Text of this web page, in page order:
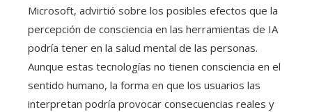
Microsoft, advirtió sobre los posibles efectos que la
percepción de consciencia en las herramientas de IA
podría tener en la salud mental de las personas.
Aunque estas tecnologías no tienen consciencia en el
sentido humano, la forma en que los usuarios las
interpretan podría provocar consecuencias reales y